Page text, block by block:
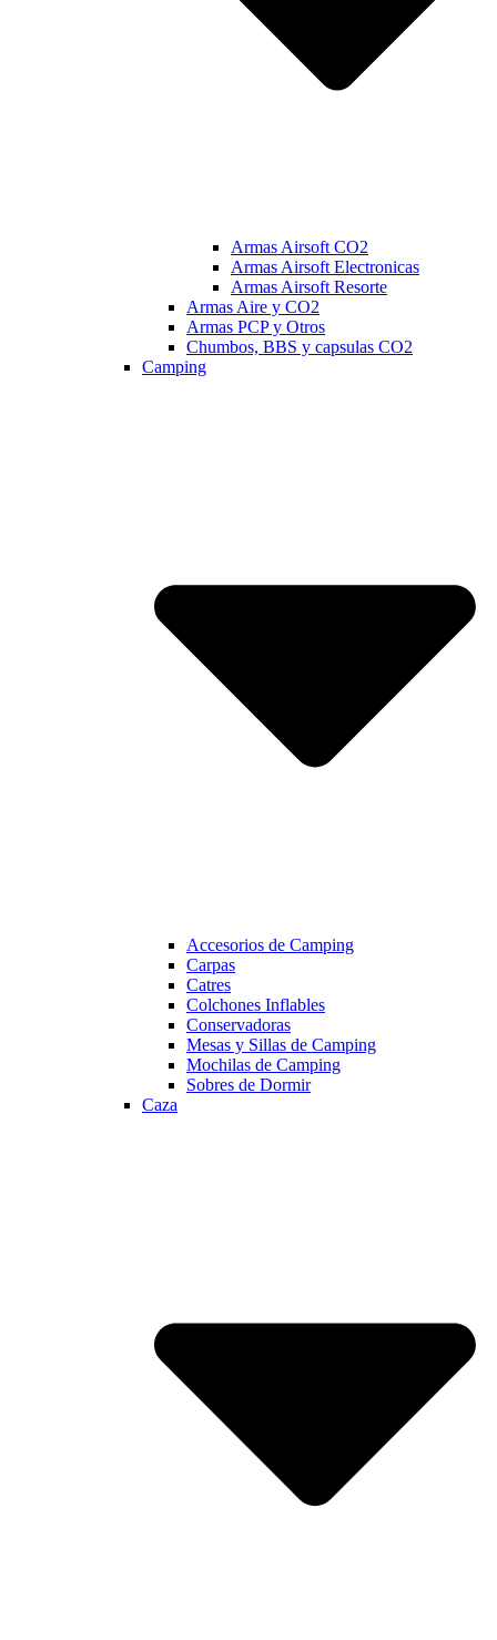
Armas Airsoft CO2
Armas Airsoft Electronicas
Armas Airsoft Resorte
Armas Aire y CO2
Armas PCP y Otros
Chumbos, BBS y capsulas CO2
Camping
Accesorios de Camping
Carpas
Catres
Colchones Inflables
Conservadoras
Mesas y Sillas de Camping
Mochilas de Camping
Sobres de Dormir
Caza